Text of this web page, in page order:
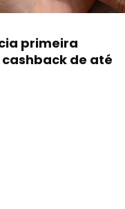
primeira
de até